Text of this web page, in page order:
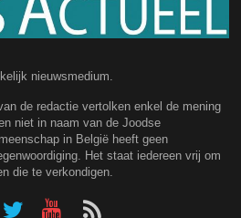
nieuwsmedium.
de redactie vertolken enkel de mening
niet in naam van de Joodse
in België heeft geen
Het staat iedereen vrij om
die te verkondigen.